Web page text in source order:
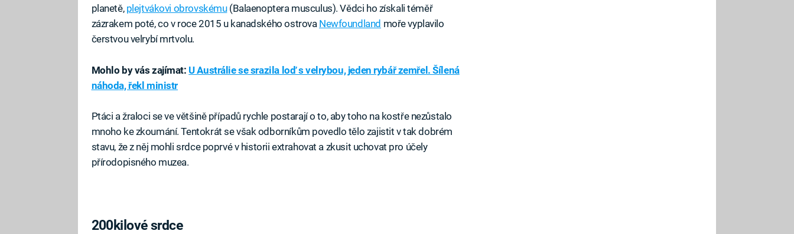
planetě, plejtvákovi obrovskému(Balaenoptera musculus). Vědci ho získali téměř
zázrakem poté, co v roce 2015 u kanadského ostrova Newfoundland moře vyplavilo
čerstvou velrybí mrtvolu.
Mohlo by vás zajímat: U Austrálie se srazila loď s velrybou, jeden rybář zemřel. Šílená
náhoda, řekl ministr
Ptáci a žraloci se ve většině případů rychle postarají o to, aby toho na kostře nezůstalo
mnoho ke zkoumání. Tentokrát se však odborníkům povedlo tělo zajistit v tak dobrém
stavu, že z něj mohli srdce poprvé v historii extrahovat a zkusit uchovat pro účely
přírodopisného muzea.
200kilové srdce